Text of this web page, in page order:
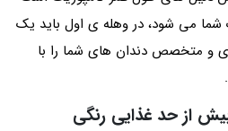
می شود، در وهله ی اول باید یک
ای و متخصص دندان های شما را با
از حد غذایی رنگی